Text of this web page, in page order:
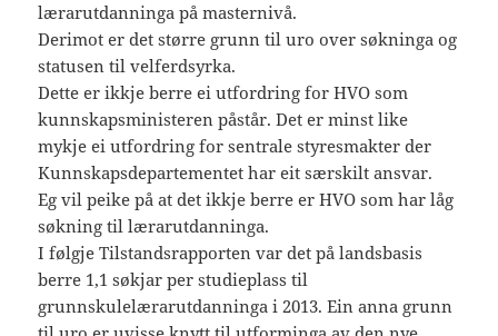
lærarutdanninga på masternivå.
Derimot er det større grunn til uro over søkninga og
statusen til velferdsyrka.
Dette er ikkje berre ei utfordring for HVO som
kunnskapsministeren påstår. Det er minst like
mykje ei utfordring for sentrale styresmakter der
Kunnskapsdepartementet har eit særskilt ansvar.
Eg vil peike på at det ikkje berre er HVO som har låg
søkning til lærarutdanninga.
I følgje Tilstandsrapporten var det på landsbasis
berre 1,1 søkjar per studieplass til
grunnskulelærarutdanninga i 2013. Ein anna grunn